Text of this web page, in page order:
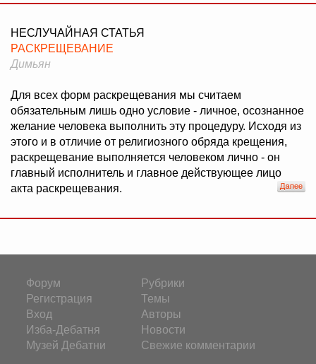
НЕСЛУЧАЙНАЯ СТАТЬЯ
РАСКРЕЩЕВАНИЕ
Димьян
Для всех форм раскрещевания мы считаем
обязательным лишь одно условие - личное, осознанное
желание человека выполнить эту процедуру. Исходя из
этого и в отличие от религиозного обряда крещения,
раскрещевание выполняется человеком лично - он
главный исполнитель и главное действующее лицо
акта раскрещевания.
Форум
Регистрация
Вход
Изба-Дебатня
Музей Дебатни
Рубрики
Темы
Авторы
Новости
Свежие комментарии